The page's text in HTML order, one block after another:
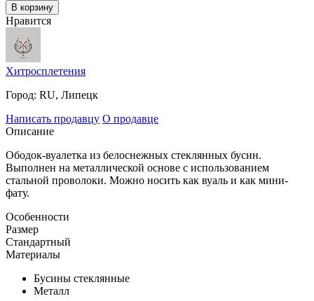
В корзину
Нравится
Хитросплетения
Город: RU, Липецк
Написать продавцу О продавце
Описание
Ободок-вуалетка из белоснежных стеклянных бусин.
Выполнен на металлической основе с использованием
стальной проволоки. Можно носить как вуаль и как мини-
фату.
Особенности
Размер
Стандартный
Материалы
Бусины стеклянные
Металл